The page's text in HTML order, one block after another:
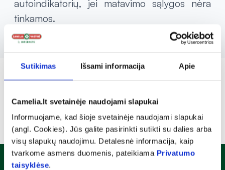
Sutikimas Išsami informacija Apie
Camelia.lt svetainėje naudojami slapukai
Informuojame, kad šioje svetainėje naudojami slapukai
(angl. Cookies). Jūs galite pasirinkti sutikti su dalies arba
visų slapukų naudojimu. Detalesnė informacija, kaip
tvarkome asmens duomenis, pateikiama Privatumo
taisyklėse.
autoindikatorių, jei matavimo sąlygos nėra
tinkamos.